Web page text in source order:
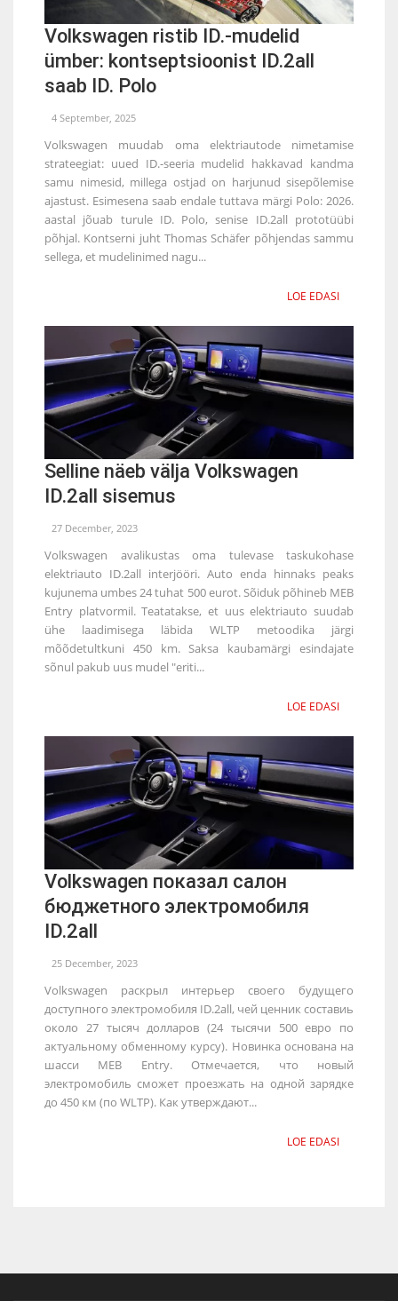
Volkswagen ristib ID.-mudelid
ümber: kontseptsioonist ID.2all
saab ID. Polo
4 September, 2025
Volkswagen muudab oma elektriautode nimetamise
strateegiat: uued ID.-seeria mudelid hakkavad kandma
samu nimesid, millega ostjad on harjunud sisepõlemise
ajastust. Esimesena saab endale tuttava märgi Polo: 2026.
aastal jõuab turule ID. Polo, senise ID.2all prototüübi
põhjal. Kontserni juht Thomas Schäfer põhjendas sammu
sellega, et mudelinimed nagu...
LOE EDASI
Selline näeb välja Volkswagen
ID.2all sisemus
27 December, 2023
Volkswagen avalikustas oma tulevase taskukohase
elektriauto ID.2all interjööri. Auto enda hinnaks peaks
kujunema umbes 24 tuhat 500 eurot. Sõiduk põhineb MEB
Entry platvormil. Teatatakse, et uus elektriauto suudab
ühe laadimisega läbida WLTP metoodika järgi
mõõdetultkuni 450 km. Saksa kaubamärgi esindajate
sõnul pakub uus mudel "eriti...
LOE EDASI
Volkswagen показал салон
бюджетного электромобиля
ID.2all
25 December, 2023
Volkswagen раскрыл интерьер своего будущего
доступного электромобиля ID.2all, чей ценник составиь
около 27 тысяч долларов (24 тысячи 500 евро по
актуальному обменному курсу). Новинка основана на
шасси MEB Entry. Отмечается, что новый
электромобиль сможет проезжать на одной зарядке
до 450 км (по WLTP). Как утверждают...
LOE EDASI